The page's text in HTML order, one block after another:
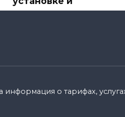
подключению
В современное
о тарифах,